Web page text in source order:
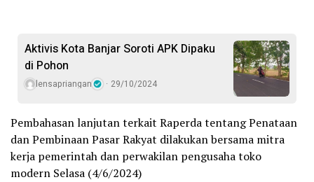
Aktivis Kota Banjar Soroti APK Dipaku
di Pohon
lensapriangan 29/10/2024
Pembahasan lanjutan terkait Raperda tentang Penataan
dan Pembinaan Pasar Rakyat dilakukan bersama mitra
kerja pemerintah dan perwakilan pengusaha toko
modern Selasa (4/6/2024)